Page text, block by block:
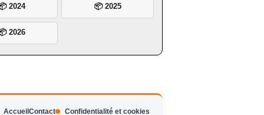
2024 📦 2025
2026
Accueil Contact Confidentialité et cookies